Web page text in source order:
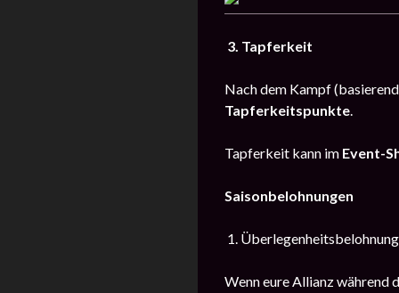
3. Tapferkeit
Nach dem Kampf
Tapferkeitspunkte.
Tapferkeit kann im Event-
Saisonbelohnungen
1. Überlegenheitsbelohnung
Wenn eure Allianz während